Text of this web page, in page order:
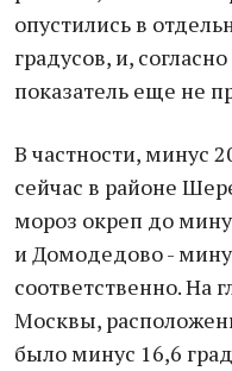
опустились в
градусов, и,
показатель еще не
В частности, минус
сейчас в районе
мороз окреп до
и Домодедово -
соответственно. На
Москвы,
было минус 16,6